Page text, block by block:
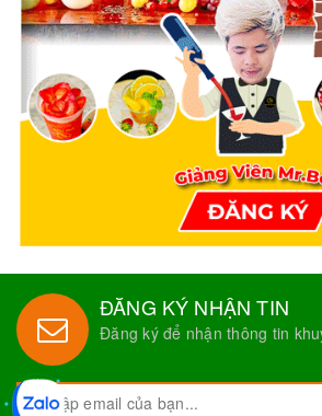
ĐĂNG KÝ NHẬN TIN
Đăng ký để nhận thông tin